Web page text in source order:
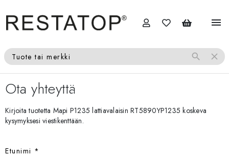
menu
Tuote tai merkki search close
Ota yhteyttä
Kirjoita tuotetta Mapi P1235 lattiavalaisin RT5890YP1235 koskeva
kysymyksesi viestikenttään.
Etunimi *